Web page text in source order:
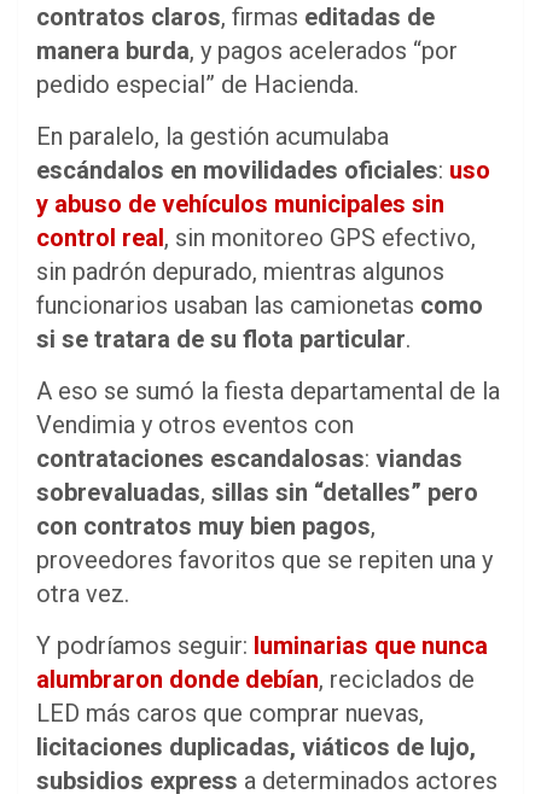
contratos claros, firmas editadas de
manera burda, y pagos acelerados “por
pedido especial” de Hacienda.
En paralelo, la gestión acumulaba
escándalos en movilidades oficiales: uso
y abuso de vehículos municipales sin
control real, sin monitoreo GPS efectivo,
sin padrón depurado, mientras algunos
funcionarios usaban las camionetas como
si se tratara de su flota particular.
A eso se sumó la fiesta departamental de la
Vendimia y otros eventos con
contrataciones escandalosas: viandas
sobrevaluadas, sillas sin “detalles” pero
con contratos muy bien pagos,
proveedores favoritos que se repiten una y
otra vez.
Y podríamos seguir: luminarias que nunca
alumbraron donde debían, reciclados de
LED más caros que comprar nuevas,
licitaciones duplicadas, viáticos de lujo,
subsidios express a determinados actores